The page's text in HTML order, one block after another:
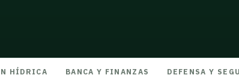
HÍDRICA BANCA Y FINANZAS DEFENSA Y